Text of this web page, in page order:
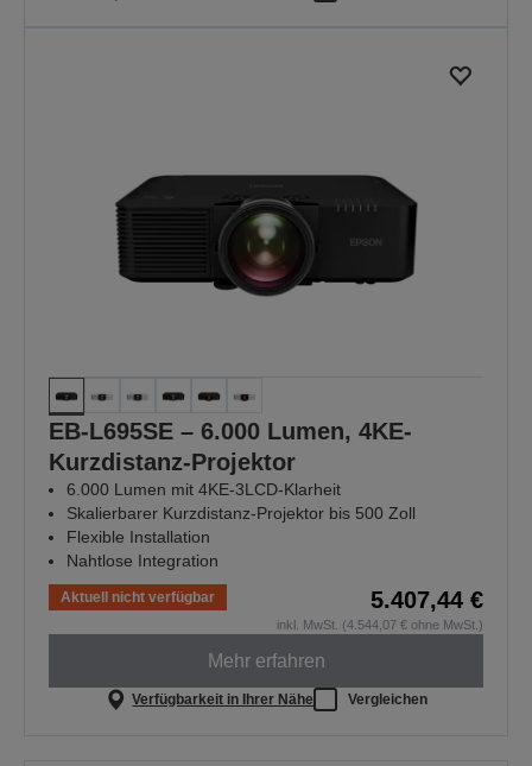
EB-L695SE – 6.000 Lumen, 4KE-
Kurzdistanz-Projektor
6.000 Lumen mit 4KE-3LCD-Klarheit
Skalierbarer Kurzdistanz-Projektor bis 500 Zoll
Flexible Installation
Nahtlose Integration
Aktuell nicht verfügbar 5.407,44 €
inkl. MwSt. (4.544,07 € ohne MwSt.)
Mehr erfahren
Verfügbarkeit in Ihrer Nähe Vergleichen